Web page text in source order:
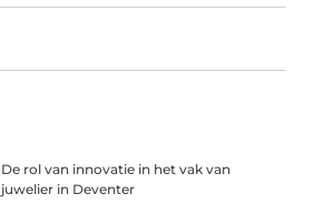
De rol van innovatie in het vak van
juwelier in Deventer